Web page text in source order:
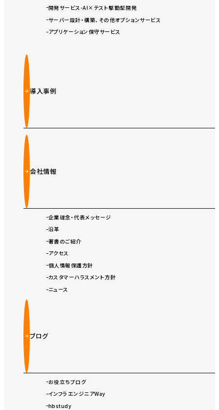
開発サービス-AI×テスト駆動型開発
サーバー設計・構築、その他オプションサービス
アプリケーション保守サービス
導入事例
会社情報
企業理念・代表メッセージ
沿革
著書のご紹介
アクセス
個人情報保護方針
カスタマーハラスメント方針
ニュース
ブログ
お役立ちブログ
インフラエンジニアWay
hbstudy